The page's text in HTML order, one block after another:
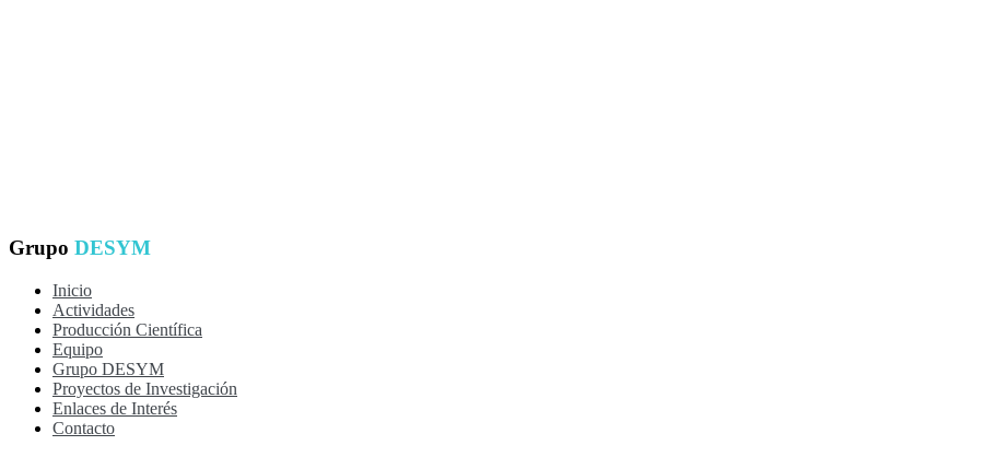
Grupo DESYM
Inicio
Actividades
Producción Científica
Equipo
Grupo DESYM
Proyectos de Investigación
Enlaces de Interés
Contacto